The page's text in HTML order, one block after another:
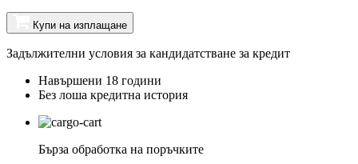
Купи на изплащане
Задължителни условия за кандидатстване за кредит
Навършени 18 години
Без лоша кредитна история
Бърза обработка на поръчките